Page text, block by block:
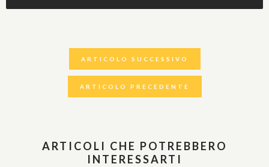
ARTICOLO SUCCESSIVO
ARTICOLO PRECEDENTE
ARTICOLI CHE POTREBBERO
INTERESSARTI